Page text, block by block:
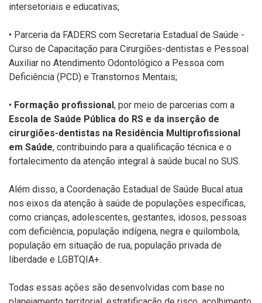
intersetoriais e educativas;
• Parceria da FADERS com Secretaria Estadual de Saúde -
Curso de Capacitação para Cirurgiões-dentistas e Pessoal
Auxiliar no Atendimento Odontológico a Pessoa com
Deficiência (PCD) e Transtornos Mentais;
• Formação profissional, por meio de parcerias com a
Escola de Saúde Pública do RS e da inserção de
cirurgiões-dentistas na Residência Multiprofissional
em Saúde, contribuindo para a qualificação técnica e o
fortalecimento da atenção integral à saúde bucal no SUS.
Além disso, a Coordenação Estadual de Saúde Bucal atua
nos eixos da atenção à saúde de populações específicas,
como crianças, adolescentes, gestantes, idosos, pessoas
com deficiência, população indígena, negra e quilombola,
população em situação de rua, população privada de
liberdade e LGBTQIA+.
Todas essas ações são desenvolvidas com base no